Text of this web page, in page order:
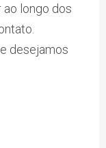
longo dos
desejamos